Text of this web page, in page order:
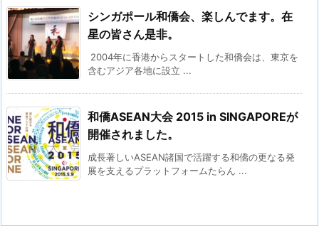
シンガポール和僑会、楽しんでます。在
星の皆さん是非。
2004年に香港からスタートした和僑会は、東京を
含むアジア各地に設立 ...
和僑ASEAN大会 2015 in SINGAPOREが
開催されました。
成長著しいASEAN諸国で活躍する和僑の更なる発
展を支えるプラットフォームたらん ...